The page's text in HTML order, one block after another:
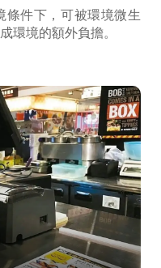
條件下，可被環境微生
環境的額外負擔。